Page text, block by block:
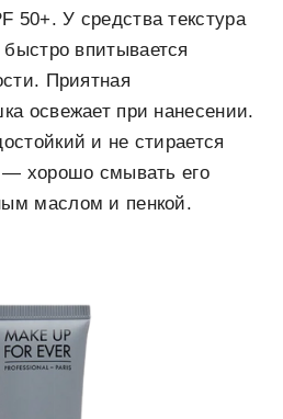
50+. У средства текстура
быстро впитывается
Приятная
освежает при нанесении.
и не стирается
— хорошо смывать его
маслом и пенкой.